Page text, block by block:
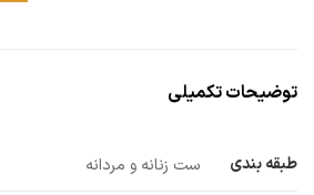
توضیحات تکمیلی
طبقه بندی ست زنانه و مردانه